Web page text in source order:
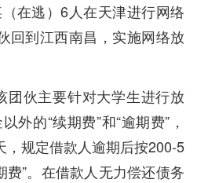
在逃）6人在天津进行网络
回到江西南昌，实施网络放
伙主要针对大学生进行放
外的“续期费”和“逾期费”，
，规定借款人逾期后按200-5
费”。在借款人无力偿还债务